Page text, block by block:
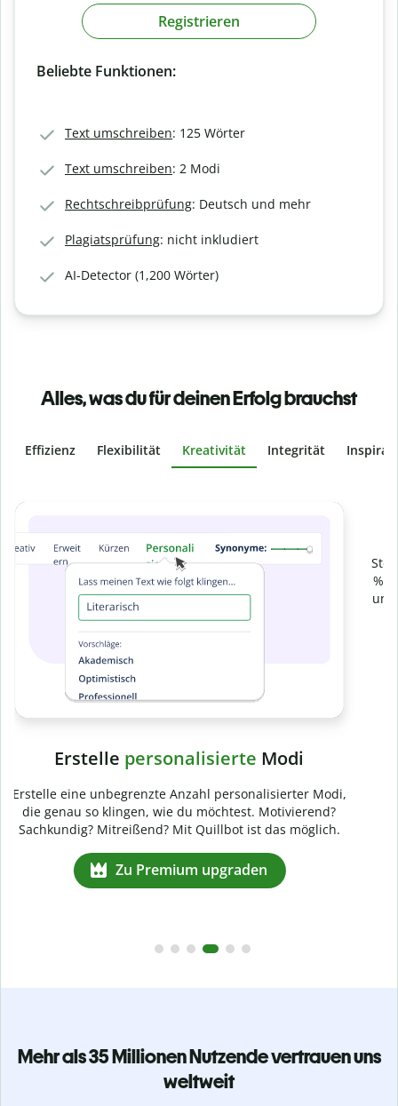
Registrieren
Beliebte Funktionen:
Text umschreiben: 125 Wörter
Text umschreiben: 2 Modi
Rechtschreibprüfung: Deutsch und mehr
Plagiatsprüfung: nicht inkludiert
AI-Detector (1,200 Wörter)
Alles, was du für deinen Erfolg brauchst
Effizienz Flexibilität Kreativität Integrität
Slide 4 of 6
Stelle mit der Plagiatsprüfung sicher, dass dein Text zu 100
% original ist. Analysiere deine Arbeit in Sekundenschnelle
und finde fehlende Quellenangaben in über 100 Sprachen.
Mehr als 35 Millionen Nutzende vertrauen uns
weltweit